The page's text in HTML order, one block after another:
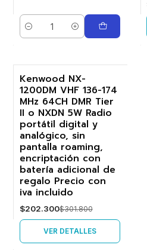
Cantidad
-33%
Agotado
Kenwood NX-
1200DM VHF 136-174
MHz 64CH DMR Tier
II o NXDN 5W Radio
portátil digital y
analógico, sin
pantalla roaming,
encriptación con
batería adicional de
regalo Precio con
iva incluido
$202.300$301.800
VER DETALLES